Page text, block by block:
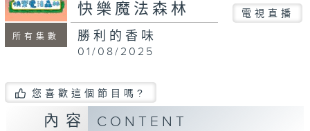
所有集數
快樂魔法森林 電視直播
勝利的香味
01/08/2025
您喜歡這個節目嗎?
內容 CONTENT